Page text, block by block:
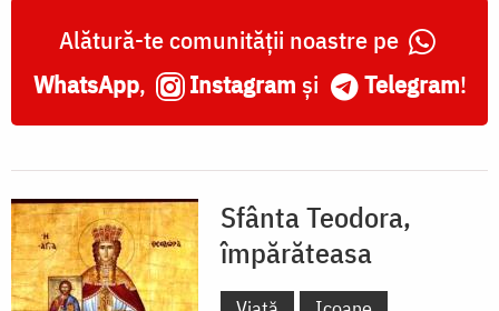
Alătură-te comunității noastre pe
WhatsApp, Instagram și Telegram!
Sfânta Teodora,
împărăteasa